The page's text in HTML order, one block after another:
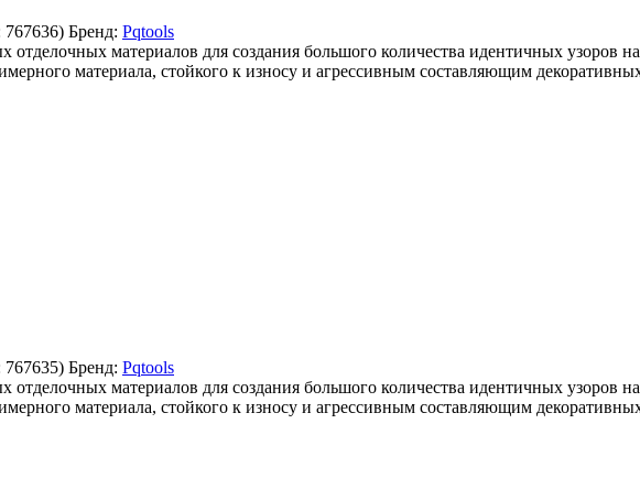
767636) Бренд: Pqtools
отделочных материалов для создания большого количества идентичных узоров
материала, стойкого к износу и агрессивным составляющим
767635) Бренд: Pqtools
отделочных материалов для создания большого количества идентичных узоров
материала, стойкого к износу и агрессивным составляющим